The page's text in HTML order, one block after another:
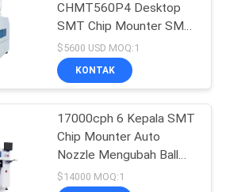
CHMT560P4 Desktop
SMT Chip Mounter SMD
Pick and Place Machine
$5600 USD MOQ:1
KONTAK
17000cph 6 Kepala SMT
Chip Mounter Auto
Nozzle Mengubah Ball
Screw Auto Conveyor
$14000 MOQ:1